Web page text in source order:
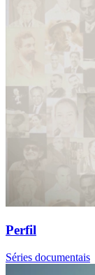
Perfil
Séries documentais